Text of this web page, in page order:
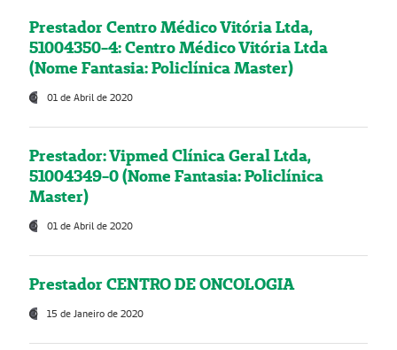
Prestador Centro Médico Vitória Ltda,
51004350-4: Centro Médico Vitória Ltda
(Nome Fantasia: Policlínica Master)
01 de Abril de 2020
Prestador: Vipmed Clínica Geral Ltda,
51004349-0 (Nome Fantasia: Policlínica
Master)
01 de Abril de 2020
Prestador CENTRO DE ONCOLOGIA
15 de Janeiro de 2020